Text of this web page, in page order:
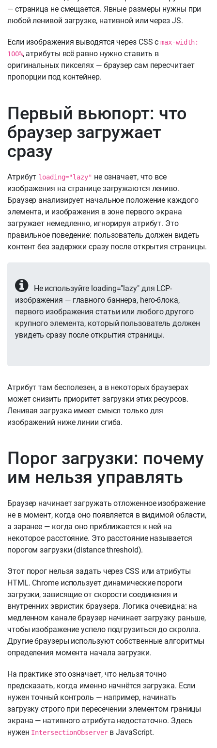
— страница не смещается. Явные размеры нужны при
любой ленивой загрузке, нативной или через JS.
Если изображения выводятся через CSS сmax-width:
100%, атрибуты всё равно нужно ставить в
оригинальных пикселях — браузер сам пересчитает
пропорции под контейнер.
Первый вьюпорт: что
браузер загружает
сразу
Атрибут loading="lazy" не означает, что все
изображения на странице загружаются лениво.
Браузер анализирует начальное положение каждого
элемента, и изображения в зоне первого экрана
загружает немедленно, игнорируя атрибут. Это
правильное поведение: пользователь должен видеть
контент без задержки сразу после открытия страницы.
Не используйте loading="lazy" для LCP-
изображения — главного баннера, hero-блока,
первого изображения статьи или любого другого
крупного элемента, который пользователь должен
увидеть сразу после открытия страницы.
Атрибут там бесполезен, а в некоторых браузерах
может снизить приоритет загрузки этих ресурсов.
Ленивая загрузка имеет смысл только для
изображений ниже линии сгиба.
Порог загрузки: почему
им нельзя управлять
Браузер начинает загружать отложенное изображение
не в момент, когда оно появляется в видимой области,
а заранее — когда оно приближается к ней на
некоторое расстояние. Это расстояние называется
порогом загрузки (distance threshold).
Этот порог нельзя задать через CSS или атрибуты
HTML. Chrome использует динамические пороги
загрузки, зависящие от скорости соединения и
внутренних эвристик браузера. Логика очевидна: на
медленном канале браузер начинает загрузку раньше,
чтобы изображение успело подгрузиться до скролла.
Другие браузеры используют собственные алгоритмы
определения момента начала загрузки.
На практике это означает, что нельзя точно
предсказать, когда именно начнётся загрузка. Если
нужен точный контроль — например, начинать
загрузку строго при пересечении элементом границы
экрана — нативного атрибута недостаточно. Здесь
нужен IntersectionObserverв JavaScript.